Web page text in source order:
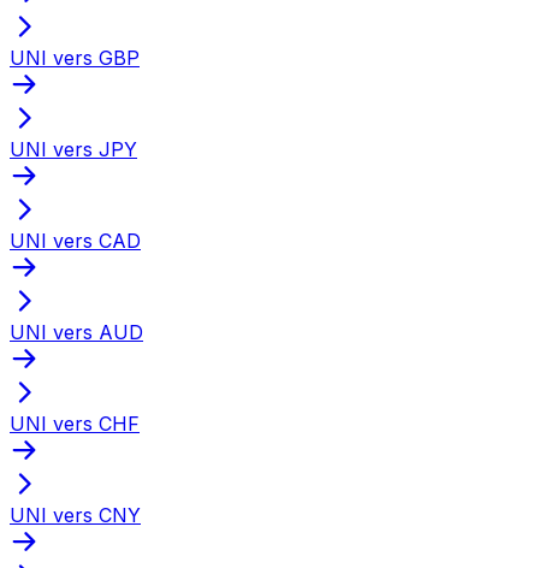
UNI vers GBP
UNI vers JPY
UNI vers CAD
UNI vers AUD
UNI vers CHF
UNI vers CNY